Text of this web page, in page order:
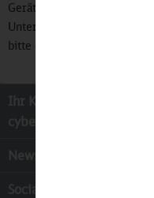
Geräten fügen Sie bitte
Unterlagen bei. Für eine
bitte das Zielland für Ihre
Ihr Kontakt zur
cyber-Wear Heidelberg
Newsletter
Socialmedia